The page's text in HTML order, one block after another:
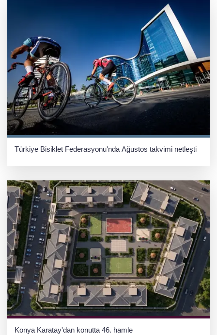
Türkiye Bisiklet Federasyonu'nda Ağustos takvimi netleşti
Konya Karatay'dan konutta 46. hamle